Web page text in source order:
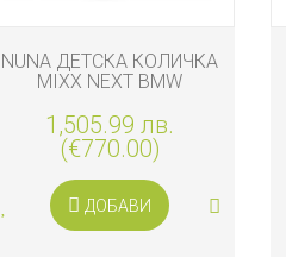
NUNA ДЕТСКА КОЛИЧКА
MIXX NEXT BMW
1,505.99 лв.
(€770.00)
ДОБАВИ